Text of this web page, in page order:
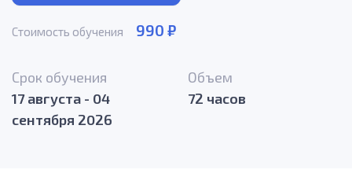
Стоимость обучения 990 ₽
Срок обучения
17 августа - 04
сентября 2026
Объем
72 часов